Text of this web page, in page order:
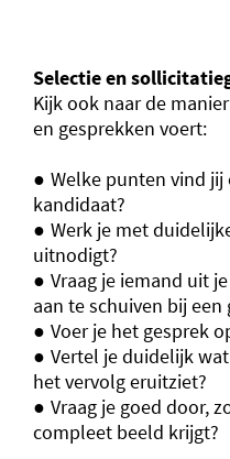
Selectie en
Kijk ook naar de
en gesprekken voert:
Welke punten vind
kandidaat?
Werk je met
uitnodigt?
Vraag je iemand uit
aan te schuiven bij een
Voer je het gesprek
Vertel je duidelijk
het vervolg eruitziet?
Vraag je goed door,
compleet beeld krijgt?